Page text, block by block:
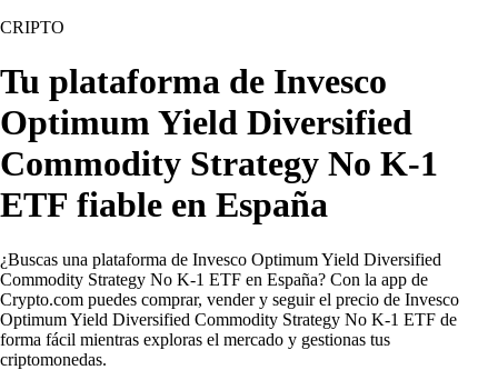
CRIPTO
Tu plataforma de Invesco
Optimum Yield Diversified
Commodity Strategy No K-1
ETF fiable en España
¿Buscas una plataforma de Invesco Optimum Yield Diversified
Commodity Strategy No K-1 ETF en España? Con la app de
Crypto.com puedes comprar, vender y seguir el precio de Invesco
Optimum Yield Diversified Commodity Strategy No K-1 ETF de
forma fácil mientras exploras el mercado y gestionas tus
criptomonedas.